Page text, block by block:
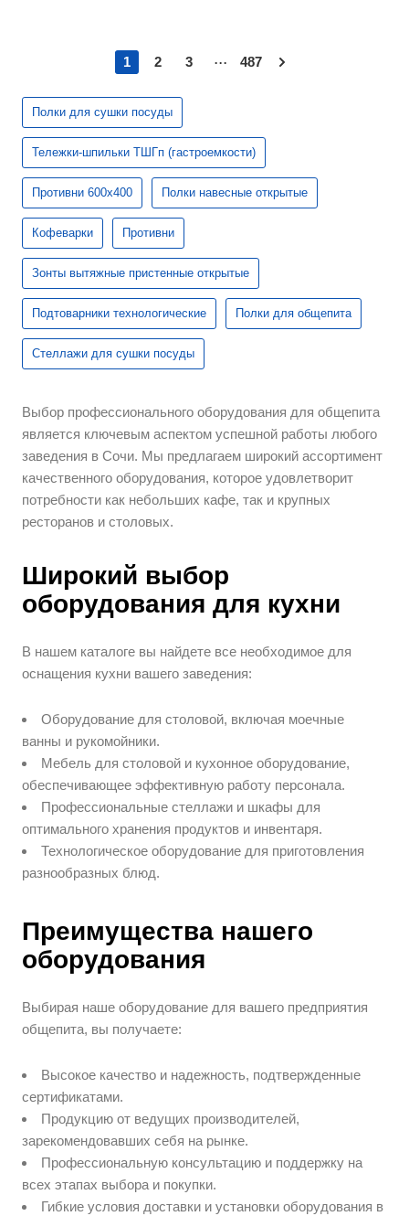
1 2 3 ... 487
Полки для сушки посуды
Тележки-шпильки ТШГп (гастроемкости)
Противни 600х400 Полки навесные открытые
Кофеварки Противни
Зонты вытяжные пристенные открытые
Подтоварники технологические Полки для общепита
Стеллажи для сушки посуды
Выбор профессионального оборудования для общепита
является ключевым аспектом успешной работы любого
заведения в Сочи. Мы предлагаем широкий ассортимент
качественного оборудования, которое удовлетворит
потребности как небольших кафе, так и крупных
ресторанов и столовых.
Широкий выбор
оборудования для кухни
В нашем каталоге вы найдете все необходимое для
оснащения кухни вашего заведения:
Оборудование для столовой, включая моечные
ванны и рукомойники.
Мебель для столовой и кухонное оборудование,
обеспечивающее эффективную работу персонала.
Профессиональные стеллажи и шкафы для
оптимального хранения продуктов и инвентаря.
Технологическое оборудование для приготовления
разнообразных блюд.
Преимущества нашего
оборудования
Выбирая наше оборудование для вашего предприятия
общепита, вы получаете:
Высокое качество и надежность, подтвержденные
сертификатами.
Продукцию от ведущих производителей,
зарекомендовавших себя на рынке.
Профессиональную консультацию и поддержку на
всех этапах выбора и покупки.
Гибкие условия доставки и установки оборудования в